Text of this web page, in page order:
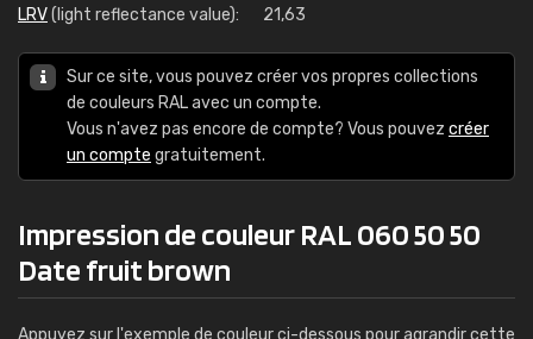
LRV(light reflectance value): 21,63
Sur ce site, vous pouvez créer vos propres collections
de couleurs RAL avec un compte.
Vous n'avez pas encore de compte? Vous pouvez créer
un compte gratuitement.
Impression de couleur RAL 060 50 50
Date fruit brown
Appuyez sur l'exemple de couleur ci-dessous pour agrandir cette